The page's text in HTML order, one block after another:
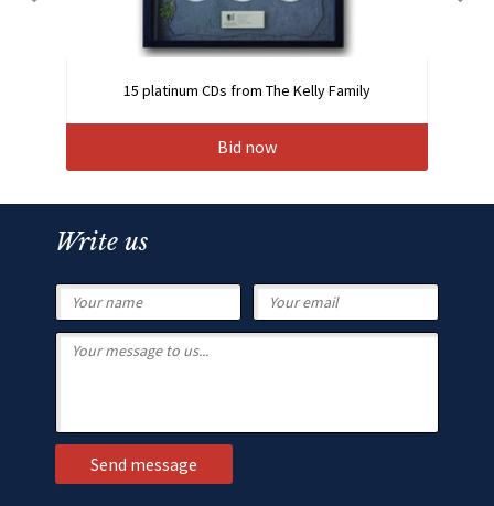
15 platinum CDs from The Kelly Family
Bid now
Write us